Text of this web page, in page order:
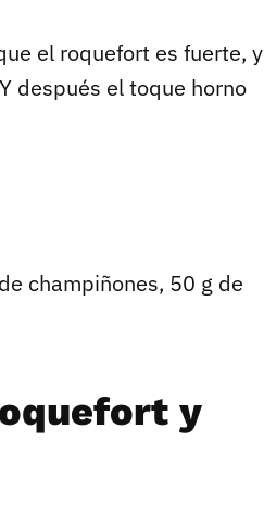
el roquefort es fuerte, y
después el toque horno
champiñones, 50 g de
y